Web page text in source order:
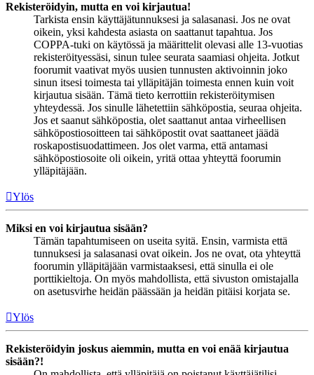
Rekisteröidyin, mutta en voi kirjautua!
Tarkista ensin käyttäjätunnuksesi ja salasanasi. Jos ne ovat
oikein, yksi kahdesta asiasta on saattanut tapahtua. Jos
COPPA-tuki on käytössä ja määrittelit olevasi alle 13-vuotias
rekisteröityessäsi, sinun tulee seurata saamiasi ohjeita. Jotkut
foorumit vaativat myös uusien tunnusten aktivoinnin joko
sinun itsesi toimesta tai ylläpitäjän toimesta ennen kuin voit
kirjautua sisään. Tämä tieto kerrottiin rekisteröitymisen
yhteydessä. Jos sinulle lähetettiin sähköpostia, seuraa ohjeita.
Jos et saanut sähköpostia, olet saattanut antaa virheellisen
sähköpostiosoitteen tai sähköpostit ovat saattaneet jäädä
roskapostisuodattimeen. Jos olet varma, että antamasi
sähköpostiosoite oli oikein, yritä ottaa yhteyttä foorumin
ylläpitäjään.
Ylös
Miksi en voi kirjautua sisään?
Tämän tapahtumiseen on useita syitä. Ensin, varmista että
tunnuksesi ja salasanasi ovat oikein. Jos ne ovat, ota yhteyttä
foorumin ylläpitäjään varmistaaksesi, että sinulla ei ole
porttikieltoja. On myös mahdollista, että sivuston omistajalla
on asetusvirhe heidän päässään ja heidän pitäisi korjata se.
Ylös
Rekisteröidyin joskus aiemmin, mutta en voi enää kirjautua
sisään?!